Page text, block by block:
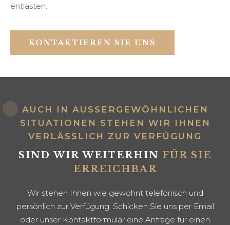
entlasten.
KONTAKTIEREN SIE UNS
AUCH IN AUSSERGEWÖHNLICHEN S
ITUATIONEN STEHEN WIR IHNEN V
ERLÄSSLICH ZUR VERFÜGUNG
SIND WIR WEITERHIN FÜR SIE
ERREICHBAR
Wir stehen Ihnen wie gewohnt telefonisch und
persönlich zur Verfügung. Schicken Sie uns per Email
oder unser Kontaktformular eine Anfrage für einen